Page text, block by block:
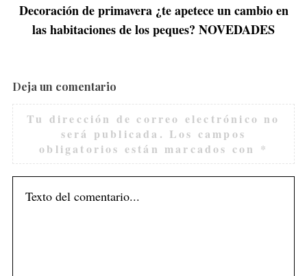
Decoración de primavera ¿te apetece un cambio en
las habitaciones de los peques? NOVEDADES
Deja un comentario
Tu dirección de correo electrónico no
será publicada. Los campos
obligatorios están marcados con *